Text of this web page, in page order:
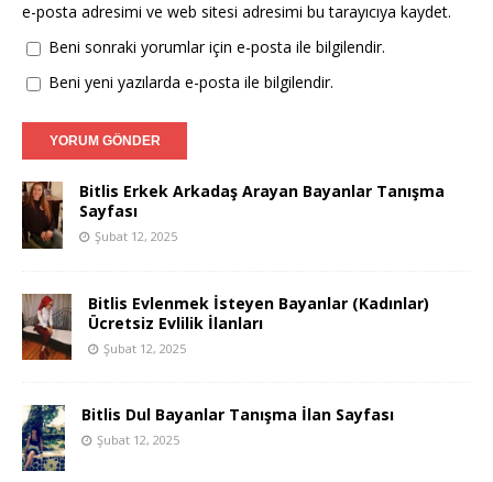
e-posta adresimi ve web sitesi adresimi bu tarayıcıya kaydet.
Beni sonraki yorumlar için e-posta ile bilgilendir.
Beni yeni yazılarda e-posta ile bilgilendir.
Bitlis Erkek Arkadaş Arayan Bayanlar Tanışma
Sayfası
Şubat 12, 2025
Bitlis Evlenmek İsteyen Bayanlar (Kadınlar)
Ücretsiz Evlilik İlanları
Şubat 12, 2025
Bitlis Dul Bayanlar Tanışma İlan Sayfası
Şubat 12, 2025